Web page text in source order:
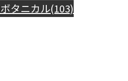
ボタニカル(103)